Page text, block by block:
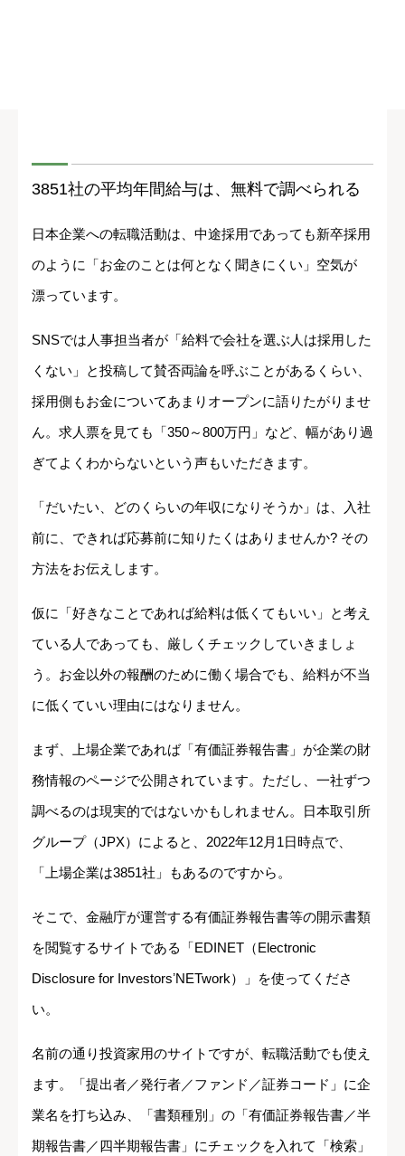
3851社の平均年間給与は、無料で調べられる
日本企業への転職活動は、中途採用であっても新卒採用
のように「お金のことは何となく聞きにくい」空気が
漂っています。
SNSでは人事担当者が「給料で会社を選ぶ人は採用した
くない」と投稿して賛否両論を呼ぶことがあるくらい、
採用側もお金についてあまりオープンに語りたがりませ
ん。求人票を見ても「350～800万円」など、幅があり過
ぎてよくわからないという声もいただきます。
「だいたい、どのくらいの年収になりそうか」は、入社
前に、できれば応募前に知りたくはありませんか? その
方法をお伝えします。
仮に「好きなことであれば給料は低くてもいい」と考え
ている人であっても、厳しくチェックしていきましょ
う。お金以外の報酬のために働く場合でも、給料が不当
に低くていい理由にはなりません。
まず、上場企業であれば「有価証券報告書」が企業の財
務情報のページで公開されています。ただし、一社ずつ
調べるのは現実的ではないかもしれません。日本取引所
グループ（JPX）によると、2022年12月1日時点で、
「上場企業は3851社」もあるのですから。
そこで、金融庁が運営する有価証券報告書等の開示書類
を閲覧するサイトである「EDINET（Electronic
Disclosure for InvestorsʼNETwork）」を使ってくださ
い。
名前の通り投資家用のサイトですが、転職活動でも使え
ます。「提出者／発行者／ファンド／証券コード」に企
業名を打ち込み、「書類種別」の「有価証券報告書／半
期報告書／四半期報告書」にチェックを入れて「検索」